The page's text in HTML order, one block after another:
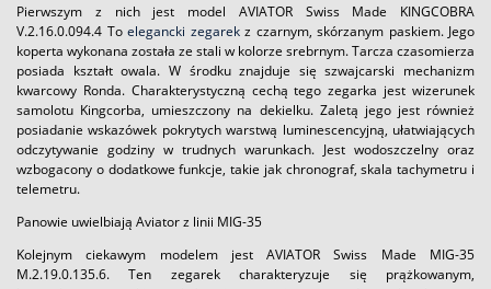
Pierwszym z nich jest model AVIATOR Swiss Made KINGCOBRA
V.2.16.0.094.4 To elegancki zegarekz czarnym, skórzanym paskiem. Jego
koperta wykonana została ze stali w kolorze srebrnym. Tarcza czasomierza
posiada kształt owala. W środku znajduje się szwajcarski mechanizm
kwarcowy Ronda. Charakterystyczną cechą tego zegarka jest wizerunek
samolotu Kingcorba, umieszczony na dekielku. Zaletą jego jest również
posiadanie wskazówek pokrytych warstwą luminescencyjną, ułatwiających
odczytywanie godziny w trudnych warunkach. Jest wodoszczelny oraz
wzbogacony o dodatkowe funkcje, takie jak chronograf, skala tachymetru i
telemetru.
Panowie uwielbiają Aviator z linii MIG-35
Kolejnym ciekawym modelem jest AVIATOR Swiss Made MIG-35
M.2.19.0.135.6. Ten zegarek charakteryzuje się prążkowanym,